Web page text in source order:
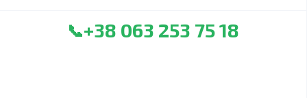
📞+38 063 253 75 18